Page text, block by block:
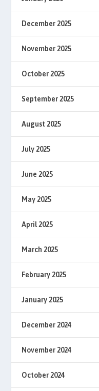
December 2025
November 2025
October 2025
September 2025
August 2025
July 2025
June 2025
May 2025
April 2025
March 2025
February 2025
January 2025
December 2024
November 2024
October 2024